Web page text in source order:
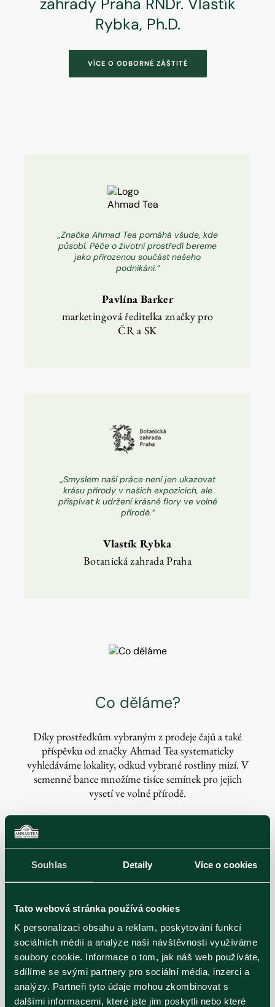
Souhlas Detaily Více o cookies
Tato webová stránka používá cookies
K personalizaci obsahu a reklam, poskytování funkcí
sociálních médií a analýze naší návštěvnosti využíváme
soubory cookie. Informace o tom, jak náš web používáte,
sdílíme se svými partnery pro sociální média, inzerci a
analýzy. Partneři tyto údaje mohou zkombinovat s
dalšími informacemi, které jste jim poskytli nebo které
Rybka, Ph.D.
VÍCE O ODBORNÉ ZÁŠTITĚ
„Značka Ahmad Tea pomáhá všude, kde
působí. Péče o životní prostředí bereme
jako přirozenou součást našeho
podnikání.“
Pavlína Barker
marketingová ředitelka značky pro
ČR a SK
„Smyslem naší práce není jen ukazovat
krásu přírody v našich expozicích, ale
přispívat k udržení krásné flory ve volné
přírodě.“
Vlastík Rybka
Botanická zahrada Praha
Co děláme?
Díky prostředkům vybraným z prodeje čajů a také
příspěvku od značky Ahmad Tea systematicky
vyhledáváme lokality, odkud vybrané rostliny mizí. V
semenné bance množíme tisíce semínek pro jejich
vysetí ve volné přírodě.
Společně s odborníky z Botanické zahrady Praha jsme
vybrali vybrali dva druhy rostlin, které nejsou
legislativně chráněné, ale přesto patří ke kriticky
ohroženým druhům. Bez zásahu odborníků a jejich
další dlouhodobé péče hrozí, že zcela zmizí z české
krajiny.